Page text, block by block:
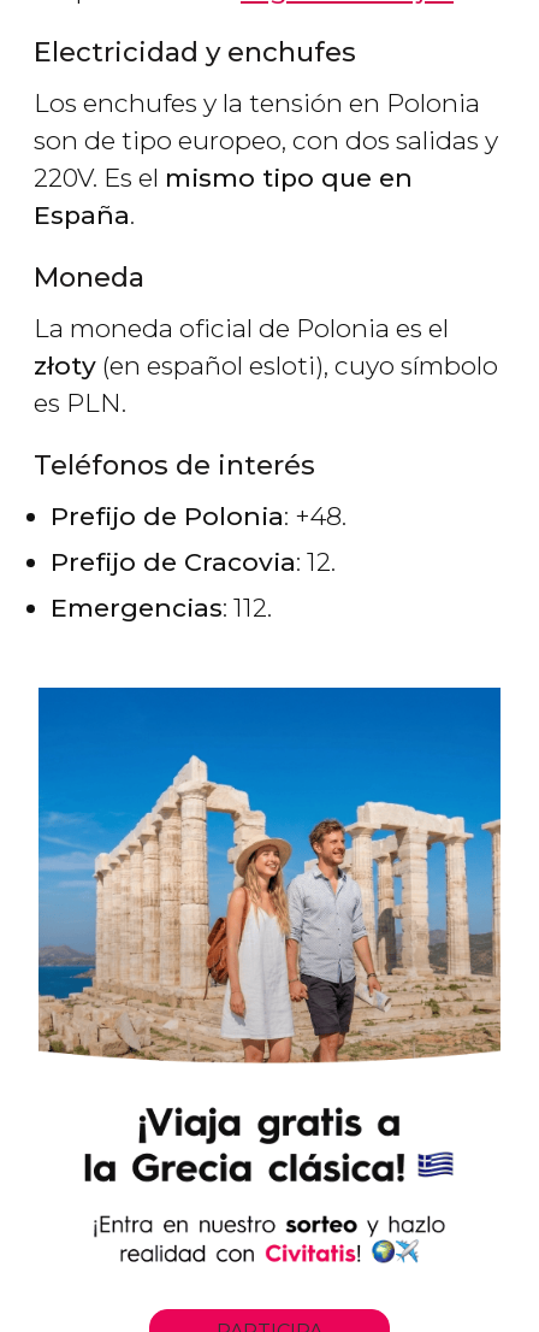
Electricidad y enchufes
Los enchufes y la tensión en Polonia
son de tipo europeo, con dos salidas y
220V. Es el mismo tipo que en
España.
Moneda
La moneda oficial de Polonia es el
złoty (en español esloti), cuyo símbolo
es PLN.
Teléfonos de interés
Prefijo de Polonia: +48.
Prefijo de Cracovia: 12.
Emergencias: 112.